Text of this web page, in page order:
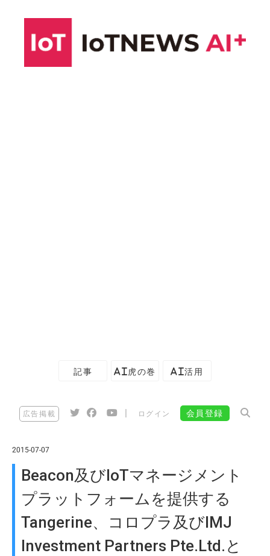
記事 AI虎の巻 AI活用
広告掲載 ログイン 会員登録
2015-07-07
Beacon及びIoTマネージメント
プラットフォームを提供する
Tangerine、コロプラ及びIMJ
Investment Partners Pte.Ltd.と